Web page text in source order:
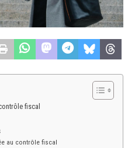
fiscal
au contrôle fiscal